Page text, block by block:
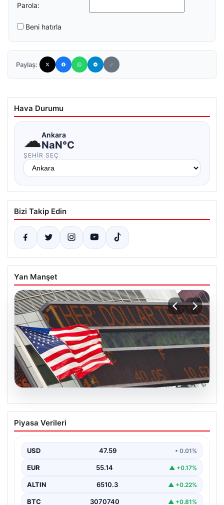
Parola:
Beni hatırla
Paylaş:
Hava Durumu
☁Ankara
NaN°C
ŞEHIR SEÇ
Bizi Takip Edin
Yan Manşet
05.08.2026
FED faiz kararı ne zaman açıklanacak?
Nisan ayı faiz beklentisi belli oldu
Piyasa Verileri
USD 47.59 • 0.01%
EUR 55.14 ▲ +0.17%
ALTIN 6510.3 ▲ +0.22%
BTC 3070740 ▲ +0.81%